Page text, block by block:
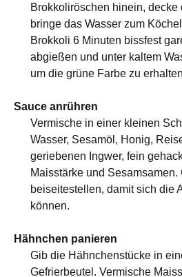
Brokkoliröschen hinein, decke
bringe das Wasser zum
Brokkoli 6 Minuten bissfest
abgießen und unter kaltem
um die grüne Farbe zu
Sauce anrühren
Vermische in einer kleinen
Wasser, Sesamöl, Honig,
geriebenen Ingwer, fein
Maisstärke und Sesamsamen.
beiseitestellen, damit sich die
können.
Hähnchen panieren
Gib die Hähnchenstücke in
Gefrierbeutel. Vermische